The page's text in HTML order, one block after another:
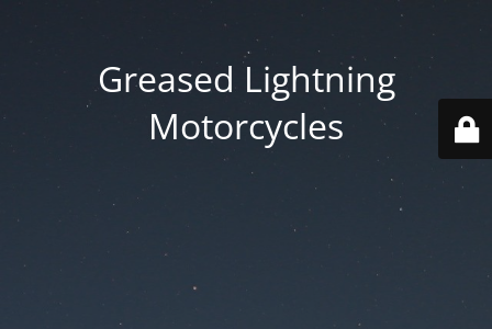
Greased Lightning
Motorcycles